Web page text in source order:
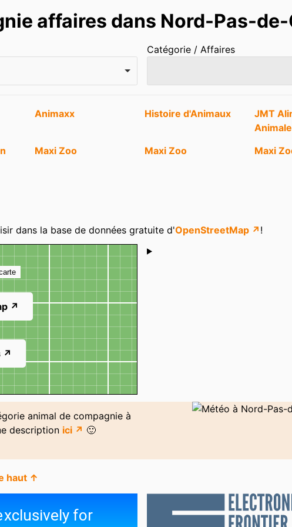
affaires dans Nord-Pas-
Catégorie / Affaires
Animaxx Histoire d'Animaux
JMT
Animale
Maxi Zoo Maxi Zoo Maxi
dans la base de données gratuite d'OpenStreetMap ↗ !
↗
↗
Shoutbox
animal de compagnie à
description ici ↗ 🙂
haut ↑